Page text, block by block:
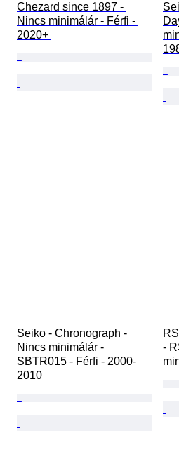
Chezard since 1897 -
Nincs minimálár - Férfi -
2020+
Seiko - Chronograph -
Nincs minimálár -
SBTR015 - Férfi - 2000-
2010
-